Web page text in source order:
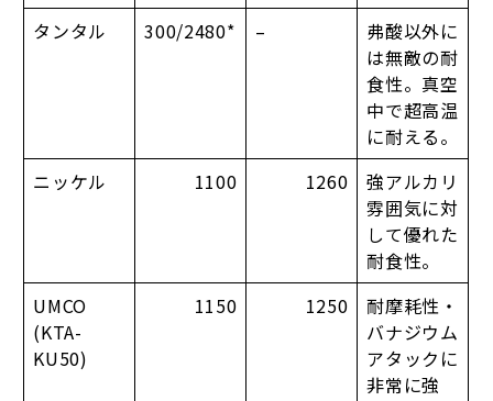
タンタル
300/2480* –
弗酸以外に
は無敵の耐
食性。真空
中で超高温
に耐える。
ニッケル
1100 1260
強アルカリ
雰囲気に対
して優れた
耐食性。
UMCO
(KTA-
KU50)
1150 1250
耐摩耗性・
バナジウム
アタックに
非常に強